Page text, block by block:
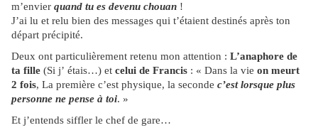
m’envier quand tu es devenu chouan !
J’ai lu et relu bien des messages qui t’étaient destinés après ton
départ précipité.
Deux ont particulièrement retenu mon attention : L’anaphore de
ta fille (Si j’ étais…) et celui de Francis : « Dans la vie on meurt
2 fois, La première c’est physique, la seconde c’est lorsque plus
personne ne pense à toi. »
Et j’entends siffler le chef de gare…